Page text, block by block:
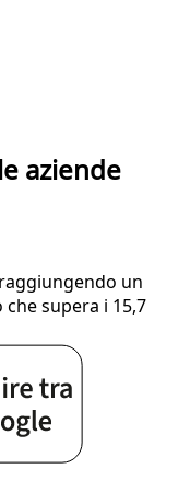
aziende
un
supera i 15,7